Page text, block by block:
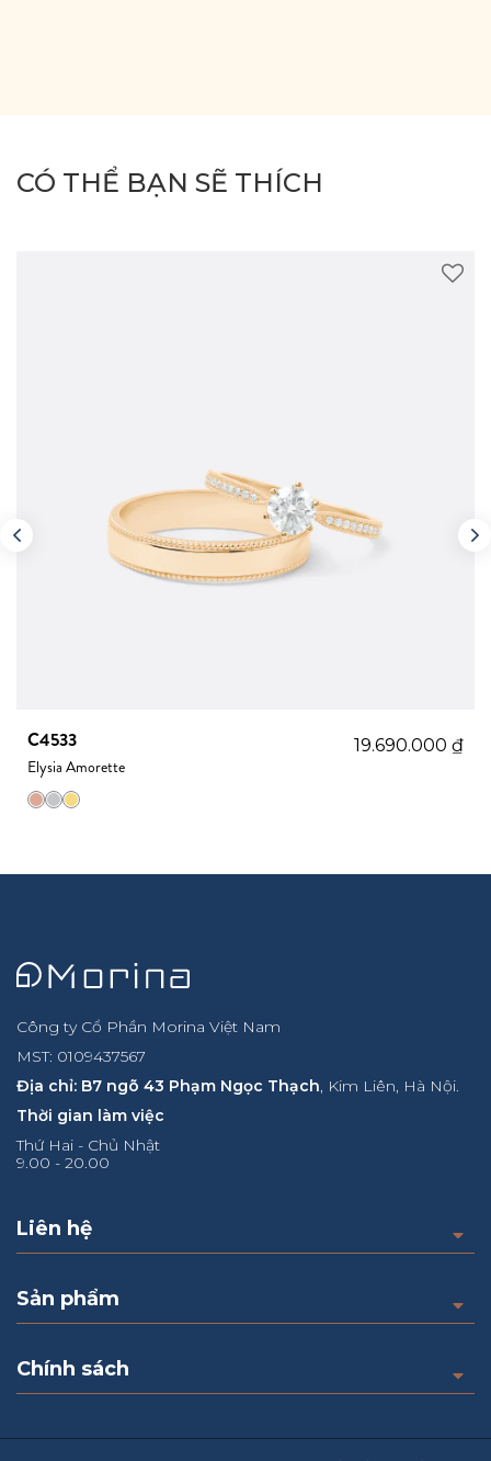
CÓ THỂ BẠN SẼ THÍCH
C4533
Elysia Amorette
19.690.000 ₫
Công ty Cổ Phần Morina Việt Nam
MST: 0109437567
Địa chỉ: B7 ngõ 43 Phạm Ngọc Thạch, Kim Liên, Hà Nội.
Thời gian làm việc
Thứ Hai - Chủ Nhật
9.00 - 20.00
Liên hệ
Sản phẩm
Chính sách